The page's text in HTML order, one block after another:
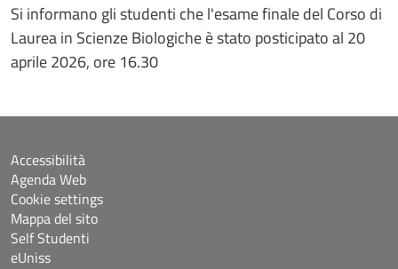
Si informano gli studenti che l'esame finale del Corso di
Laurea in Scienze Biologiche è stato posticipato al 20
aprile 2026, ore 16.30
Accessibilità
Agenda Web
Cookie settings
Mappa del sito
Self Studenti
eUniss